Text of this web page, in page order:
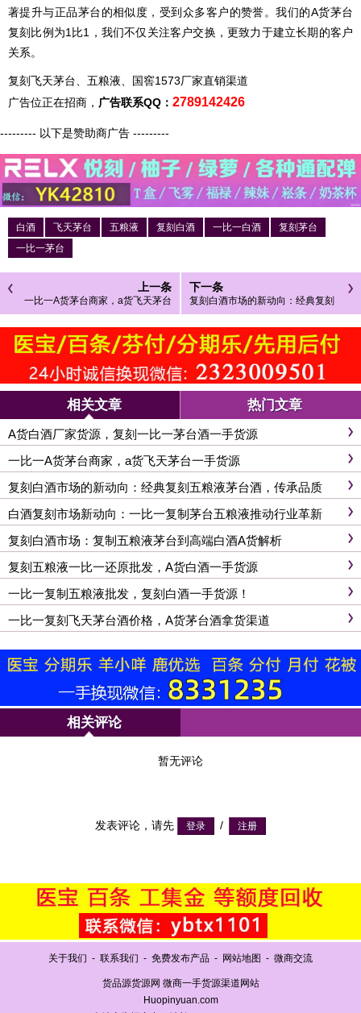
著提升与正品茅台的相似度，受到众多客户的赞誉。我们的A货茅台
复刻比例为1比1，我们不仅关注客户交换，更致力于建立长期的客户
关系。
复刻飞天茅台、五粮液、国窖1573厂家直销渠道
广告位正在招商， 广告联系QQ： 2789142426
--------- 以下是赞助商广告 ---------
白酒 飞天茅台 五粮液 复刻白酒 一比一白酒
复刻茅台
一比一茅台
上一条
一比一A货茅台商家，a货飞天茅台
一手货源
下一条
复刻白酒市场的新动向：经典复刻
五粮液茅台酒，传承品质
相关文章 热门文章
A货白酒厂家货源，复刻一比一茅台酒一手货源
一比一A货茅台商家，a货飞天茅台一手货源
复刻白酒市场的新动向：经典复刻五粮液茅台酒，传承品质
白酒复刻市场新动向：一比一复制茅台五粮液推动行业革新
复刻白酒市场：复制五粮液茅台到高端白酒A货解析
复刻五粮液一比一还原批发，A货白酒一手货源
一比一复制五粮液批发，复刻白酒一手货源！
一比一复刻飞天茅台酒价格，A货茅台酒拿货渠道
相关评论
暂无评论
发表评论，请先 /
关于我们 - 联系我们 - 免费发布产品 - 网站地图 - 微商交流
货品源货源网 微商一手货源渠道网站
Huopinyuan.com